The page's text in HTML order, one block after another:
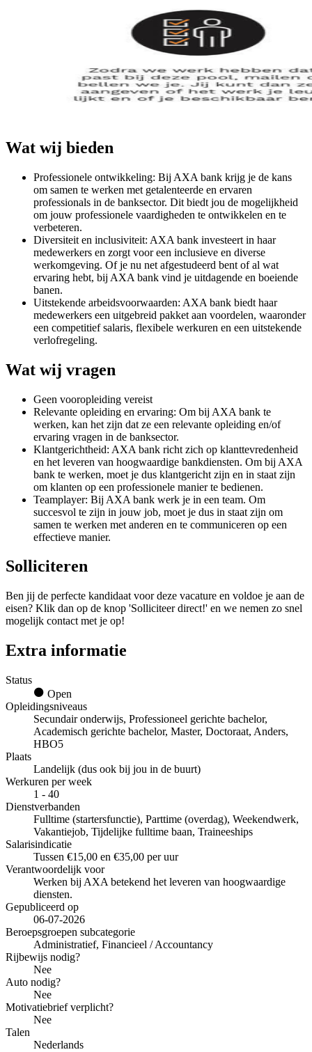
Wat wij bieden
Professionele ontwikkeling: Bij AXA bank krijg je de kans
om samen te werken met getalenteerde en ervaren
professionals in de banksector. Dit biedt jou de mogelijkheid
om jouw professionele vaardigheden te ontwikkelen en te
verbeteren.
Diversiteit en inclusiviteit: AXA bank investeert in haar
medewerkers en zorgt voor een inclusieve en diverse
werkomgeving. Of je nu net afgestudeerd bent of al wat
ervaring hebt, bij AXA bank vind je uitdagende en boeiende
banen.
Uitstekende arbeidsvoorwaarden: AXA bank biedt haar
medewerkers een uitgebreid pakket aan voordelen, waaronder
een competitief salaris, flexibele werkuren en een uitstekende
verlofregeling.
Wat wij vragen
Geen vooropleiding vereist
Relevante opleiding en ervaring: Om bij AXA bank te
werken, kan het zijn dat ze een relevante opleiding en/of
ervaring vragen in de banksector.
Klantgerichtheid: AXA bank richt zich op klanttevredenheid
en het leveren van hoogwaardige bankdiensten. Om bij AXA
bank te werken, moet je dus klantgericht zijn en in staat zijn
om klanten op een professionele manier te bedienen.
Teamplayer: Bij AXA bank werk je in een team. Om
succesvol te zijn in jouw job, moet je dus in staat zijn om
samen te werken met anderen en te communiceren op een
effectieve manier.
Solliciteren
Ben jij de perfecte kandidaat voor deze vacature en voldoe je aan de
eisen? Klik dan op de knop 'Solliciteer direct!' en we nemen zo snel
mogelijk contact met je op!
Extra informatie
Status
Open
Opleidingsniveaus
Secundair onderwijs, Professioneel gerichte bachelor,
Academisch gerichte bachelor, Master, Doctoraat, Anders,
HBO5
Plaats
Landelijk (dus ook bij jou in de buurt)
Werkuren per week
1 - 40
Dienstverbanden
Fulltime (startersfunctie), Parttime (overdag), Weekendwerk,
Vakantiejob, Tijdelijke fulltime baan, Traineeships
Salarisindicatie
Tussen €15,00 en €35,00 per uur
Verantwoordelijk voor
Werken bij AXA betekend het leveren van hoogwaardige
diensten.
Gepubliceerd op
06-07-2026
Beroepsgroepen subcategorie
Administratief, Financieel / Accountancy
Rijbewijs nodig?
Nee
Auto nodig?
Nee
Motivatiebrief verplicht?
Nee
Talen
Nederlands